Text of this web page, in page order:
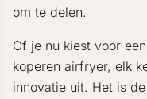
om te delen.
Of je nu kiest voor
koperen airfryer, elk
innovatie uit. Het is